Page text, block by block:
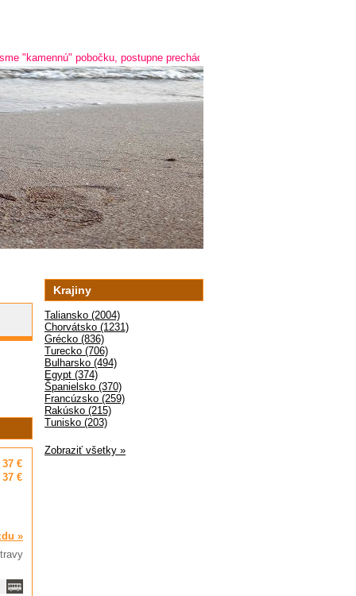
pobočku, postupne prechádzame na online predaj a predaj cez
37 €
37 €
»
Krajiny
Taliansko (2004)
Chorvátsko (1231)
Grécko (836)
Turecko (706)
Bulharsko (494)
Egypt (374)
Španielsko (370)
Francúzsko (259)
Rakúsko (215)
Tunisko (203)
Zobraziť všetky »